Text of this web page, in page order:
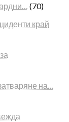
(70)
край
на…